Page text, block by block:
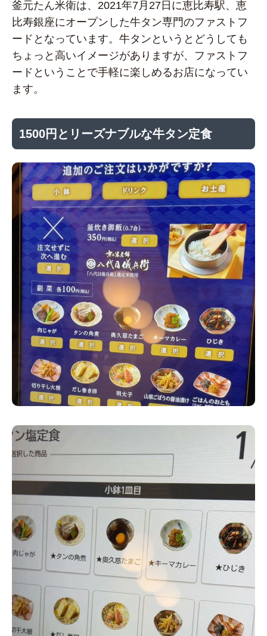
釜元たん米衛は、2021年7月27日に恵比寿駅、恵
比寿銀座にオープンした牛タン専門のファストフ
ードとなっています。牛タンというとどうしても
ちょっと高いイメージがありますが、ファストフ
ードということで手軽に楽しめるお店になってい
ます。
1500円とリーズナブルな牛タン定食